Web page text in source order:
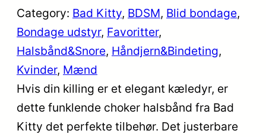
Category: Bad Kitty, BDSM, Blid bondage
Bondage udstyr, Favoritter
Halsbånd&Snore, Håndjern&Bindeting
Kvinder, Mænd
Hvis din killing er et elegant kæledyr, er
dette funklende choker halsbånd fra Bad
Kitty det perfekte tilbehør. Det justerbare